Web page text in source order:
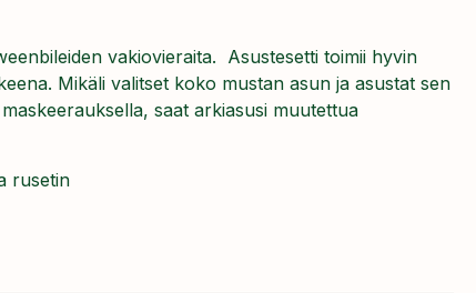
vakiovieraita. Asustesetti toimii hyvin
Mikäli valitset koko mustan asun ja asustat sen
saat arkiasusi muutettua
rusetin